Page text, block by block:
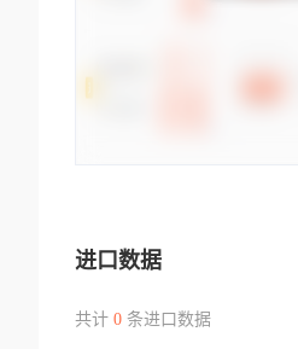
进口数据
共计 0条进口数据